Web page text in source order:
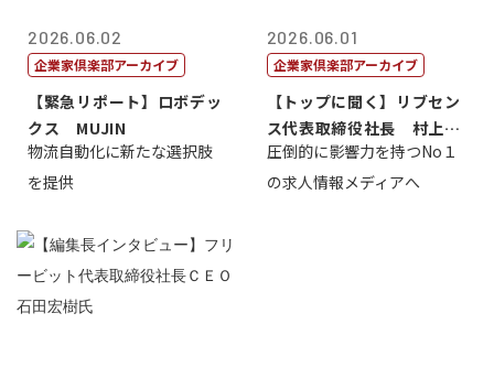
2026.06.02
企業家倶楽部アーカイブ
【緊急リポート】ロボデッ
クス MUJIN
物流自動化に新たな選択肢
を提供
2026.06.01
企業家倶楽部アーカイブ
【トップに聞く】リブセン
ス代表取締役社長 村上太
一 氏
圧倒的に影響力を持つNo１
の求人情報メディアへ